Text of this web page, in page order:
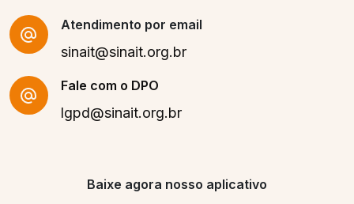
Atendimento por email
sinait@sinait.org.br
Fale com o DPO
lgpd@sinait.org.br
Baixe agora nosso aplicativo